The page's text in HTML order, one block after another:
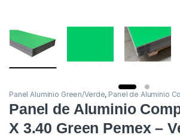
Panel Aluminio Green/Verde, Panel de Aluminio
Panel de Aluminio
X 3.40 Green Pemex –